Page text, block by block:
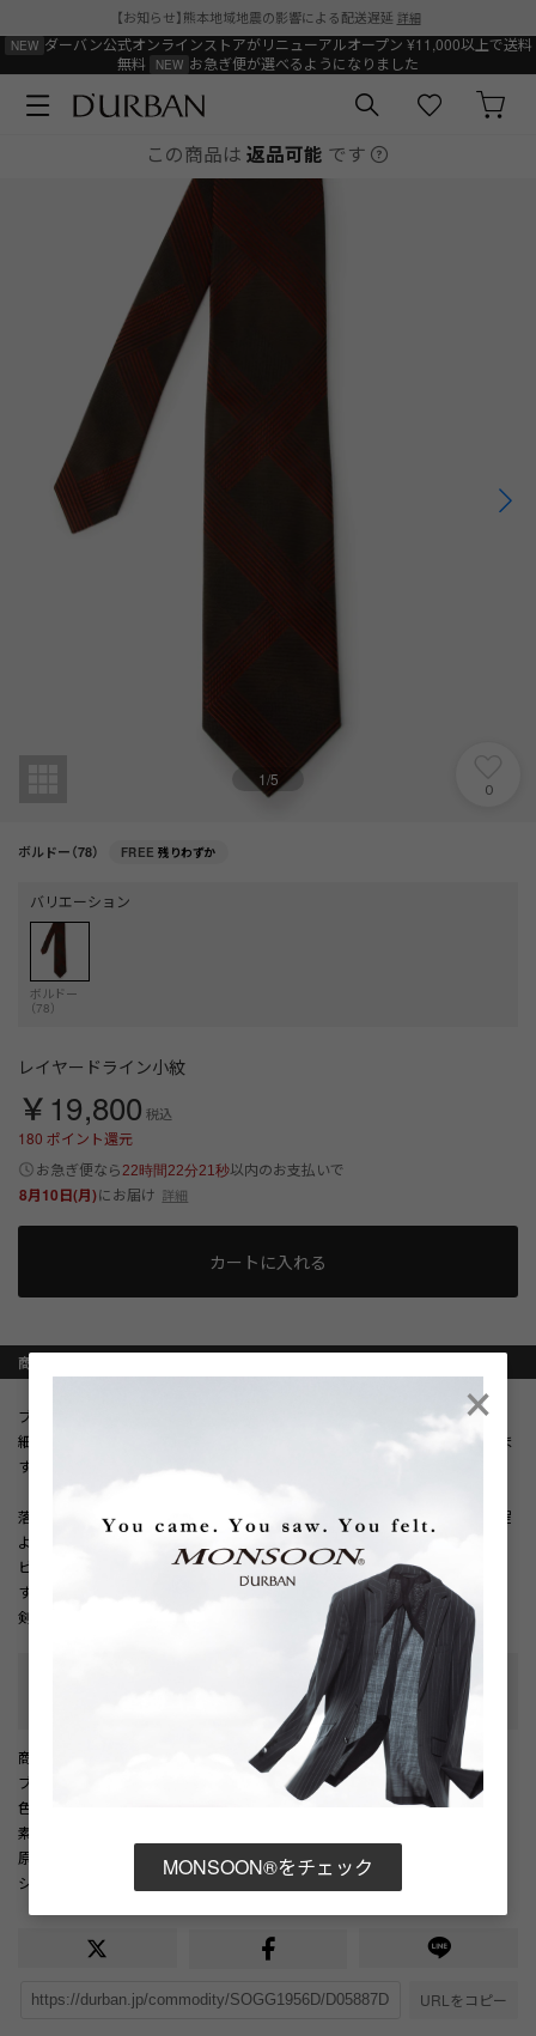
【お知らせ】熊本地域地震の影響による配送遅延 詳細
ダーバン公式オンラインストアがリニューアルオープン ¥11,000以上で送料
無料
お急ぎ便が選べるようになりました
この商品は 返品可能 です
1/5
0
ボルドー（78） FREE 残りわずか
バリエーション
ボルドー
（78）
レイヤードライン小紋
￥19,800 税込
180 ポイント還元
お急ぎ便なら 22時間22分20秒以内のお支払いで
8月10日(月)にお届け 詳細
カートに入れる
商品説明
ブラウンをベースに、繊細なレッドのラインを重ねたデザイン。
細い線が交差しながら重なり合うことで、奥行きのある表情を生み出していま
す。
落ち着いた色味の中にさりげないアクセントを効かせ、シンプルな装いにも程
よい存在感をプラス。
ビジネスシーンからジャケットスタイルまで、幅広く取り入れやすい一本で
す。
剣先幅：8ｃｍ
商品番号
ブランド商品番号
色
素材
原産国
シーズン
URLをコピー
×
MONSOON®をチェック